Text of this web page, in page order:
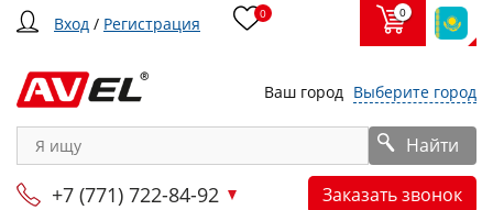
Вход / Регистрация 0 0
Ваш город Выберите город
Найти
+7 (771) 722-84-92
Заказать звонок